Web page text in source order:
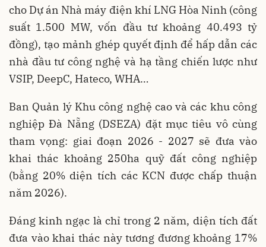
cho Dự án Nhà máy điện khí LNG Hòa Ninh (công
suất 1.500 MW, vốn đầu tư khoảng 40.493 tỷ
đồng), tạo mảnh ghép quyết định để hấp dẫn các
nhà đầu tư công nghệ và hạ tầng chiến lược như
VSIP, DeepC, Hateco, WHA…
Ban Quản lý Khu công nghệ cao và các khu công
nghiệp Đà Nẵng (DSEZA) đặt mục tiêu vô cùng
tham vọng: giai đoạn 2026 - 2027 sẽ đưa vào
khai thác khoảng 250ha quỹ đất công nghiệp
(bằng 20% diện tích các KCN được chấp thuận
năm 2026).
Đáng kinh ngạc là chỉ trong 2 năm, diện tích đất
đưa vào khai thác này tương đương khoảng 17%